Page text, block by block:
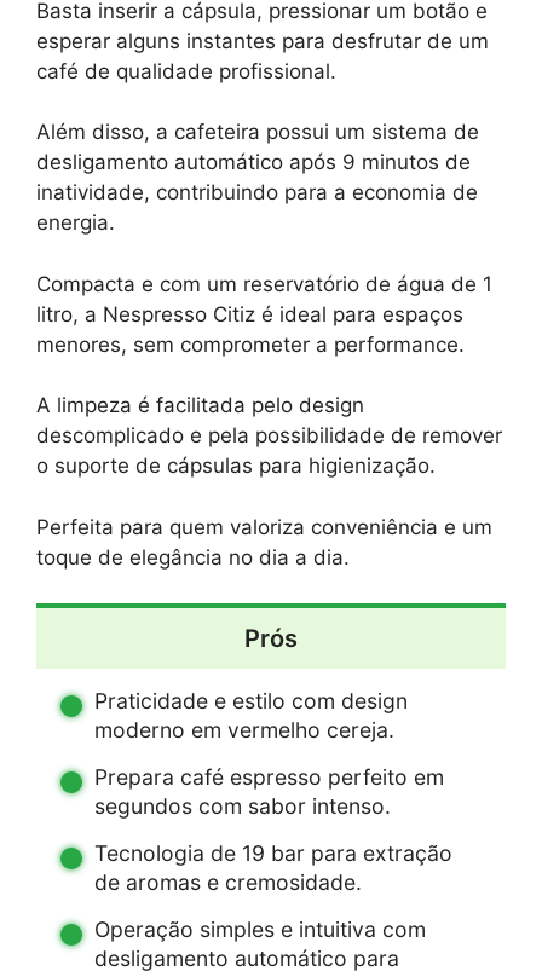
Basta inserir a cápsula, pressionar um botão e
esperar alguns instantes para desfrutar de um
café de qualidade profissional.
Além disso, a cafeteira possui um sistema de
desligamento automático após 9 minutos de
inatividade, contribuindo para a economia de
energia.
Compacta e com um reservatório de água de 1
litro, a Nespresso Citiz é ideal para espaços
menores, sem comprometer a performance.
A limpeza é facilitada pelo design
descomplicado e pela possibilidade de remover
o suporte de cápsulas para higienização.
Perfeita para quem valoriza conveniência e um
toque de elegância no dia a dia.
Prós
Praticidade e estilo com design
moderno em vermelho cereja.
Prepara café espresso perfeito em
segundos com sabor intenso.
Tecnologia de 19 bar para extração
de aromas e cremosidade.
Operação simples e intuitiva com
desligamento automático para